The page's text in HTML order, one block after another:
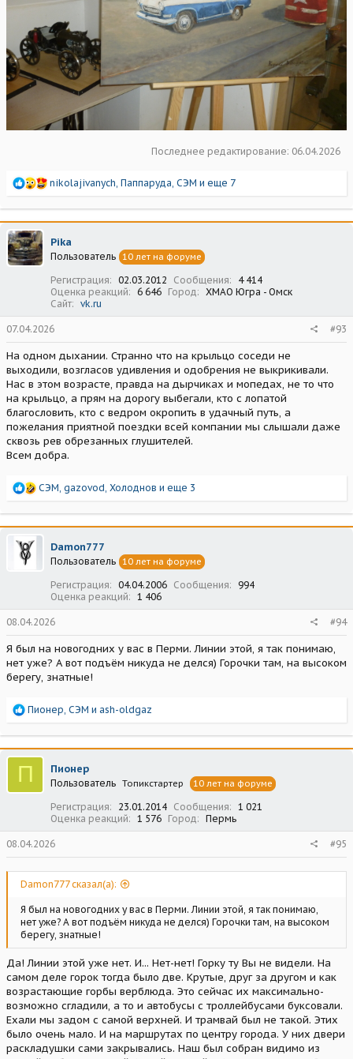
Последнее редактирование: 06.04.2026
Р
а
к
и
и
nikolajivanych Паппаруда СЭМ и еще 7
Pika
Пользователь 10 лет на форуме
Регистрация 02.03.2012 Сообщения
4 414
Оценка реакций
6 646 Город
ХМАО Югра - Омск
Сайт
vk.ru
07.04.2026 #93
На одном дыхании. Странно что на крыльцо соседи не
выходили, возгласов удивления и одобрения не выкрикивали.
Нас в этом возрасте, правда на дырчиках и мопедах, не то что
на крыльцо, а прям на дорогу выбегали, кто с лопатой
благословить, кто с ведром окропить в удачный путь, а
пожелания приятной поездки всей компании мы слышали даже
сквозь рев обрезанных глушителей.
Всем добра.
Р
а
к
ц
СЭМ gazovod Холоднов и еще 3
Damon777
Пользователь 10 лет на форуме
Регистрация 04.04.2006 Сообщения
994
Оценка реакций
1 406
08.04.2026 #94
Я был на новогодних у вас в Перми. Линии этой, я так понимаю,
нет уже? А вот подъём никуда не делся) Горочки там, на высоком
берегу, знатные!
Р
а
к
ц
и
и
Пионер СЭМ и ash-oldgaz
П Пионер
Пользователь Топикстартер 10 лет на форуме
Регистрация 23.01.2014 Сообщения
1 021
Оценка реакций
1 576 Город Пермь
08.04.2026 #95
Damon777 сказал(а):
Я был на новогодних у вас в Перми. Линии этой, я так понимаю,
нет уже? А вот подъём никуда не делся) Горочки там, на высоком
берегу, знатные!
Да! Линии этой уже нет. И... Нет-нет! Горку ту Вы не видели. На
самом деле горок тогда было две. Крутые, друг за другом и как
возрастающие горбы верблюда. Это сейчас их максимально-
возможно сгладили, а то и автобусы с троллейбусами буксовали.
Ехали мы задом с самой верхней. И трамвай был не такой. Этих
было очень мало. И на маршрутах по центру города. У них двери
раскладушки сами закрывались. Наш был собран видимо из